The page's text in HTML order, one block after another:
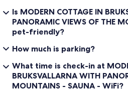
Is MODERN COTTAGE IN
PANORAMIC VIEWS OF THE
pet-friendly?
How much is parking?
What time is check-in at
BRUKSVALLARNA WITH
MOUNTAINS - SAUNA - WiFi?